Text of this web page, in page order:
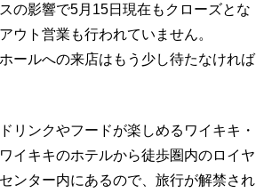
の影響で5月15日現在もクローズとな
ウト営業も行われていません。
ールへの来店はもう少し待たなければ
リンクやフードが楽しめるワイキキ・
イキキのホテルから徒歩圏内のロイヤ
ンター内にあるので、旅行が解禁され